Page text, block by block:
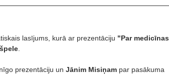
lasījums, kurā ar prezentāciju "Par medicīnas
prezentāciju un Jānim Misiņam par pasākuma